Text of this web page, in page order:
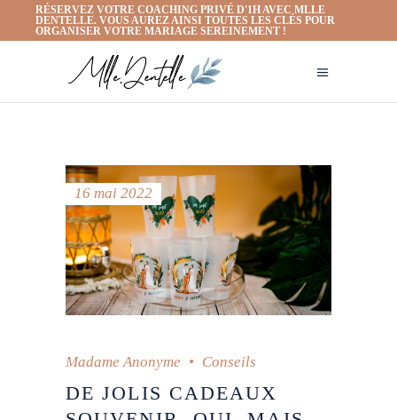
RÉSERVEZ VOTRE COACHING PRIVÉ D'1H AVEC MLLE
DENTELLE. VOUS AUREZ AINSI TOUTES LES CLÉS POUR
ORGANISER VOTRE MARIAGE SEREINEMENT !
16 mai 2022
Madame Anonyme Conseils
DE JOLIS CADEAUX